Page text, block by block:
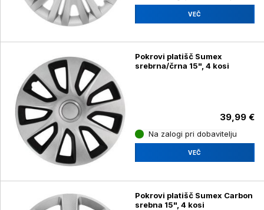
VEČ
Pokrovi platišč Sumex
srebrna/črna 15", 4 kosi
39,99 €
Na zalogi pri dobavitelju
VEČ
Pokrovi platišč Sumex Carbon
srebna 15", 4 kosi